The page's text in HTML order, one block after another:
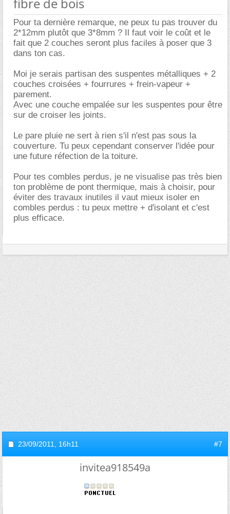
Pour ta dernière remarque, ne peux tu pas trouver du
2*12mm plutôt que 3*8mm ? Il faut voir le coût et le
fait que 2 couches seront plus faciles à poser que 3
dans ton cas.
Moi je serais partisan des suspentes métalliques + 2
couches croisées + fourrures + frein-vapeur +
parement.
Avec une couche empalée sur les suspentes pour être
sur de croiser les joints.
Le pare pluie ne sert à rien s'il n'est pas sous la
couverture. Tu peux cependant conserver l'idée pour
une future réfection de la toiture.
Pour tes combles perdus, je ne visualise pas très bien
ton problème de pont thermique, mais à choisir, pour
éviter des travaux inutiles il vaut mieux isoler en
combles perdus : tu peux mettre + d'isolant et c'est
plus efficace.
23/09/2011, 16h11 #7
invitea918549a